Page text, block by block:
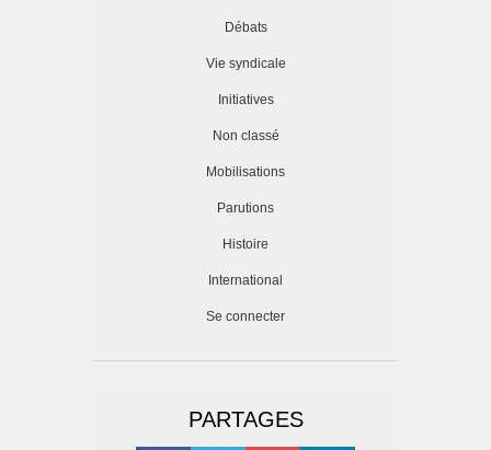
Débats
Vie syndicale
Initiatives
Non classé
Mobilisations
Parutions
Histoire
International
Se connecter
PARTAGES